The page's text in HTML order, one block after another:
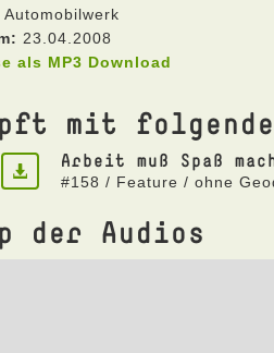
Automobilwerk
23.04.2008
als MP3 Download
mit
Arbeit muß Spaß
#158 / Feature / ohne
der Audios